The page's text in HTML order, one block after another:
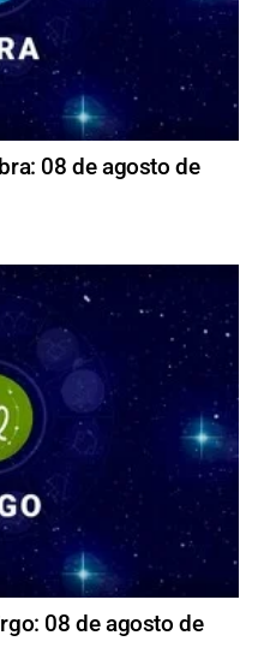
08 de agosto de
08 de agosto de